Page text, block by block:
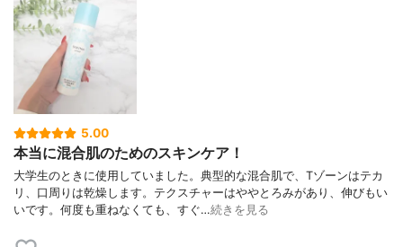
5.00
本当に混合肌のためのスキンケア！
大学生のときに使用していました。典型的な混合肌で、Tゾーンはテカ
リ、口周りは乾燥します。テクスチャーはややとろみがあり、伸びもい
いです。何度も重ねなくても、すぐ…続きを見る